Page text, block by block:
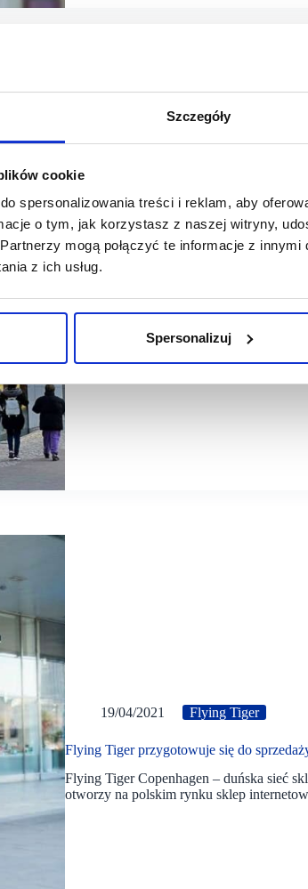
Szczegóły
cookie
spersonalizowania treści i reklam, aby
o tym, jak korzystasz z naszej witryny,
mogą połączyć te informacje z
z ich usług.
Spersonalizuj
23/11/2021 Flying Tiger
Flying Tiger ruszył ze sprzedażą online w
Flying Tiger Copenhagen uruchomił
Jak podkreśla Igor Kostenyuk, Country
do uruchomienia…
19/04/2021 Flying Tiger
Flying Tiger przygotowuje się do
Flying Tiger Copenhagen – duńska sieć
otworzy na polskim rynku sklep